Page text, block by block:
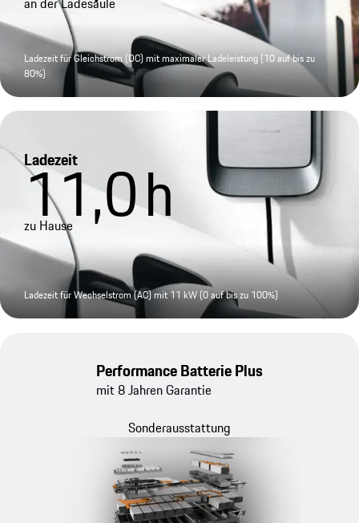
Ladezeit für Gleichstrom (DC) mit maximaler Ladeleistung (10 auf bis zu
80%)
Ladezeit
11,0h
zu Hause
Ladezeit für Wechselstrom (AC) mit 11 kW (0 auf bis zu 100%)
Performance Batterie Plus
mit 8 Jahren Garantie
Sonderausstattung